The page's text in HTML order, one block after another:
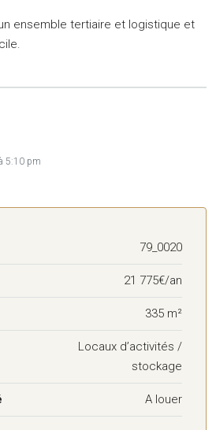
ensemble tertiaire et logistique et
5:10 pm
79_0020
21 775€/an
335 m²
Locaux d’activités /
stockage
A louer